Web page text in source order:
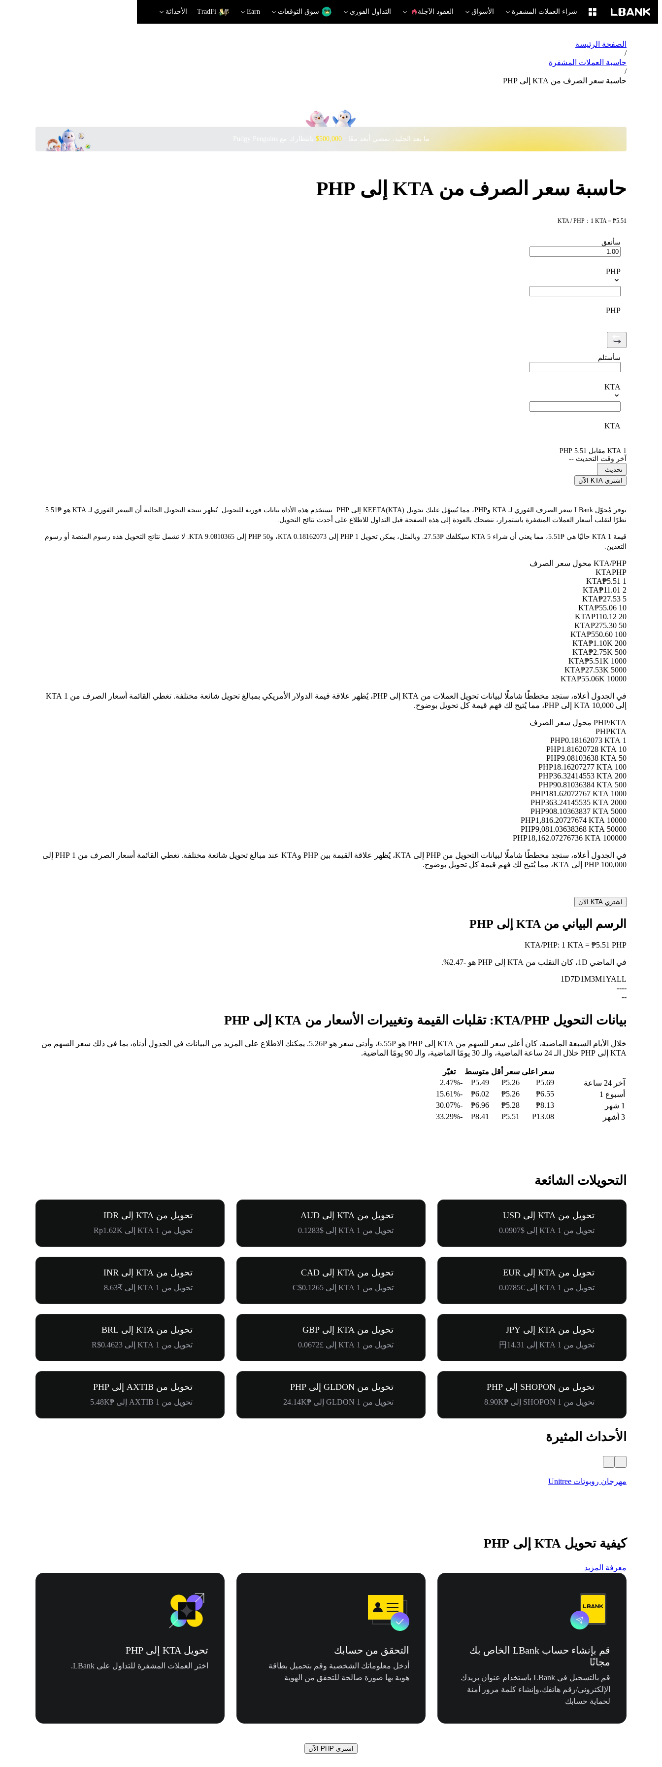
شراء العملات المشفرة الأسواق العقود الآجلة التداول الفوري سوق التوقعات Earn
TradFi الأحداثة
الصفحة الرئيسة
/
حاسبة العملات المشفرة
/
حاسبة سعر الصرف من KTA إلى PHP
ما بعد الجليد، نمضي أبعد معًا · ‎$500,000 بانتظارك مع Pudgy Penguins
حاسبة سعر الصرف من KTA إلى PHP
KTA / PHP：1 KTA = ₱5.51
سأنفق
PHP
PHP
سأستلم
KTA
KTA
1 KTA مقابل 5.51 PHP
آخر وقت التحديث --
تحديث
اشتري KTA الآن
يوفر مُحوّل LBank سعر الصرف الفوري لـ KTA وPHP، مما يُسهّل عليك تحويل KEETA(KTA) إلى PHP. تستخدم هذه الأداة بيانات فورية للتحويل. تُظهر نتيجة التحويل الحالية أن السعر الفوري لـ KTA هو ₱5.51.
نظرًا لتقلب أسعار العملات المشفرة باستمرار، ننصحك بالعودة إلى هذه الصفحة قبل التداول للاطلاع على أحدث نتائج التحويل.
قيمة 1 KTA حاليًا هي ₱5.51، مما يعني أن شراء 5 KTA سيكلفك ₱27.53. وبالمثل، يمكن تحويل 1 PHP إلى 0.18162073 KTA، و50 PHP إلى 9.0810365 KTA. لا تشمل نتائج التحويل هذه رسوم المنصة أو رسوم
التعدين.
KTA/PHP محول سعر الصرف
KTAPHP
1 KTA
₱5.51
2 KTA
₱11.01
5 KTA
₱27.53
10 KTA
₱55.06
20 KTA
₱110.12
50 KTA
₱275.30
100 KTA
₱550.60
200 KTA
₱1.10K
500 KTA
₱2.75K
1000 KTA
₱5.51K
5000 KTA
₱27.53K
10000 KTA
₱55.06K
في الجدول أعلاه، ستجد مخططًا شاملًا لبيانات تحويل العملات من KTA إلى PHP، يُظهر علاقة قيمة الدولار الأمريكي بمبالغ تحويل شائعة مختلفة. تغطي القائمة أسعار الصرف من 1 KTA
إلى 10,000 KTA إلى PHP، مما يُتيح لك فهم قيمة كل تحويل بوضوح.
PHP/KTA محول سعر الصرف
PHPKTA
1 PHP
0.18162073 KTA
10 PHP
1.81620728 KTA
50 PHP
9.08103638 KTA
100 PHP
18.16207277 KTA
200 PHP
36.32414553 KTA
500 PHP
90.81036384 KTA
1000 PHP
181.62072767 KTA
2000 PHP
363.24145535 KTA
5000 PHP
908.10363837 KTA
10000 PHP
1,816.20727674 KTA
50000 PHP
9,081.03638368 KTA
100000 PHP
18,162.07276736 KTA
في الجدول أعلاه، ستجد مخططًا شاملًا لبيانات التحويل من PHP إلى KTA، يُظهر علاقة القيمة بين PHP وKTA عند مبالغ تحويل شائعة مختلفة. تغطي القائمة أسعار الصرف من 1 PHP إلى
100,000 PHP إلى KTA، مما يُتيح لك فهم قيمة كل تحويل بوضوح.
اشتري KTA الآن
الرسم البياني من KTA إلى PHP
KTA/PHP: 1 KTA = ₱5.51 PHP
في الماضي 1D، كان التقلب من KTA إلى PHP هو -2.47%
.
1D7D1M3M1YALL
--
--
--
بيانات التحويل KTA/PHP: تقلبات القيمة وتغييرات الأسعار من KTA إلى PHP
خلال الأيام السبعة الماضية، كان أعلى سعر للسهم من KTA إلى PHP هو ₱6.55، وأدنى سعر هو ₱5.26. يمكنك الاطلاع على المزيد من البيانات في الجدول أدناه، بما في ذلك سعر السهم من
KTA إلى PHP خلال الـ 24 ساعة الماضية، والـ 30 يومًا الماضية، والـ 90 يومًا الماضية.
سعر اعلى سعر أقل متوسط
تغيّر
آخر 24 ساعة
₱5.69
₱5.26
₱5.49
-2.47%
أسبوع 1
₱6.55
₱5.26
₱6.02
-15.61%
1 شهر
₱8.13
₱5.28
₱6.96
-30.07%
3 أشهر
₱13.08
₱5.51
₱8.41
-33.29%
التحويلات الشائعة
تحويل من KTA إلى USD
تحويل من 1 KTA إلى $0.0907
تحويل من KTA إلى AUD
تحويل من 1 KTA إلى $0.1283
تحويل من KTA إلى IDR
تحويل من 1 KTA إلى Rp1.62K
تحويل من KTA إلى EUR
تحويل من 1 KTA إلى €0.0785
تحويل من KTA إلى CAD
تحويل من 1 KTA إلى C$0.1265
تحويل من KTA إلى INR
تحويل من 1 KTA إلى ₹8.63
تحويل من KTA إلى JPY
تحويل من 1 KTA إلى 円14.31
تحويل من KTA إلى GBP
تحويل من 1 KTA إلى £0.0672
تحويل من KTA إلى BRL
تحويل من 1 KTA إلى R$0.4623
تحويل من SHOPON إلى PHP
تحويل من 1 SHOPON إلى ₱8.90K
تحويل من GLDON إلى PHP
تحويل من 1 GLDON إلى ₱24.14K
تحويل من AXTIB إلى PHP
تحويل من 1 AXTIB إلى ₱5.48K
الأحداث المثيرة
مهرجان روبوتات Unitree
كيفية تحويل KTA إلى PHP
معرفة المزيد
قم بإنشاء حساب LBank الخاص بك
مجانًا
قم بالتسجيل في LBank باستخدام عنوان بريدك
الإلكتروني/رقم هاتفك،وإنشاء كلمة مرور آمنة
لحماية حسابك
التحقق من حسابك
أدخل معلوماتك الشخصية وقم بتحميل بطاقة
هوية بها صورة صالحة للتحقق من الهوية
تحويل KTA إلى PHP
اختر العملات المشفرة للتداول على LBank.
اشتري PHP الآن